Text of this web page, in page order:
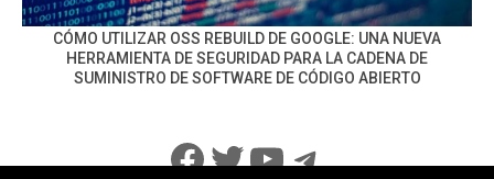
CÓMO UTILIZAR OSS REBUILD DE GOOGLE: UNA NUEVA
HERRAMIENTA DE SEGURIDAD PARA LA CADENA DE
SUMINISTRO DE SOFTWARE DE CÓDIGO ABIERTO
Facebook
Twitter
YouTube
Telegram